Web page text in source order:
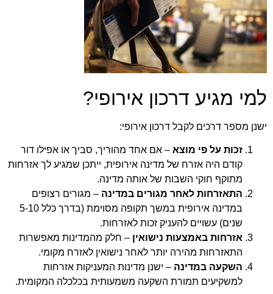
למי מגיע דרכון אירופי?
ישנן מספר דרכים לקבל דרכון אירופי:
זכות על פי מוצא – אם אחד מהוריך, סביך או אפילו דור
קודם היה אזרח של מדינה אירופית, ייתכן שמגיע לך אזרחות
מתוקף חוקי השבות של אותה מדינה.
התאזרחות לאחר מגורים במדינה – מגורים רצופים
במדינה אירופית במשך תקופה מסוימת (בדרך כלל 5-10
שנים) עשויים להעניק זכות לאזרחות.
אזרחות באמצעות נישואין – חלק מהמדינות מאפשרות
התאזרחות מהירה יותר לאחר נישואין לאזרח מקומי.
השקעה במדינה – ישנן מדינות המעניקות אזרחות
למשקיעים תמורת השקעה משמעותית בכלכלה המקומית.